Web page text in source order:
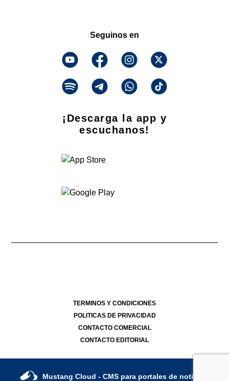
Seguinos en
¡Descarga la app y
escuchanos!
TERMINOS Y CONDICIONES
POLITICAS DE PRIVACIDAD
CONTACTO COMERCIAL
CONTACTO EDITORIAL
Mustang Cloud - CMS para portales de noticias